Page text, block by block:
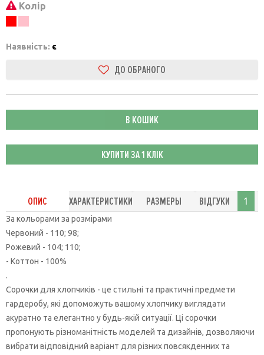
Колір
Наявність: є
В КОШИК
КУПИТИ ЗА 1 КЛIК
ОПИС ХАРАКТЕРИСТИКИ РАЗМЕРЫ ВІДГУКИ 1
За кольорами за розмірами
Червоний - 110; 98;
Рожевий - 104; 110;
- Коттон - 100%
.
Сорочки для хлопчиків - це стильні та практичні предмети
гардеробу, які допоможуть вашому хлопчику виглядати
акуратно та елегантно у будь-якій ситуації. Ці сорочки
пропонують різноманітність моделей та дизайнів, дозволяючи
вибрати відповідний варіант для різних повсякденних та